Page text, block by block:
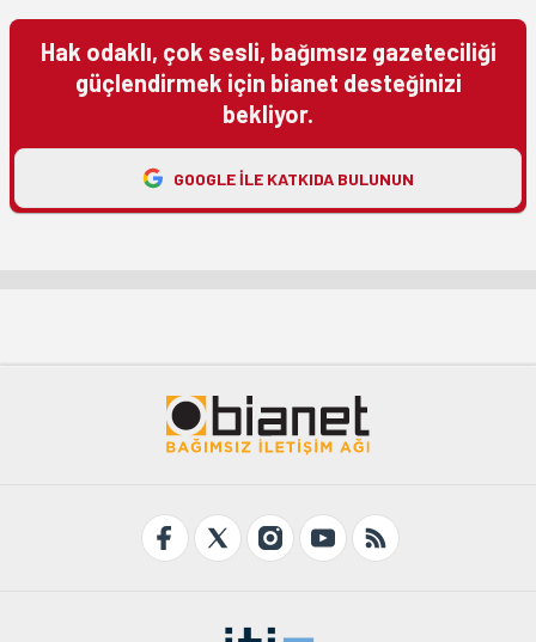
Hak odaklı, çok sesli, bağımsız gazeteciliği
güçlendirmek için bianet desteğinizi
bekliyor.
GOOGLE ILE KATKIDA BULUNUN